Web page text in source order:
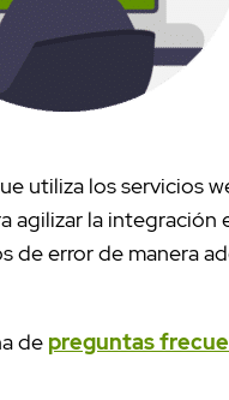
utiliza los servicios
la integración
error de manera
de preguntas